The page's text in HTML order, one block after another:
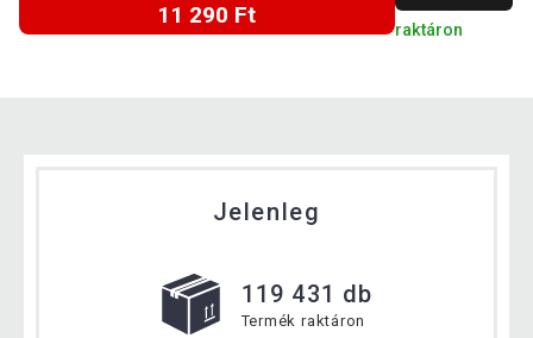
11 290 Ft
raktáron
Jelenleg
119 431 db
Termék raktáron